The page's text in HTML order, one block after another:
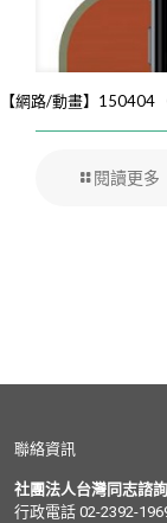
【網路/動畫】150404
閱讀更多
聯絡資訊
社團法人台灣同志諮
行政電話 02-2392-